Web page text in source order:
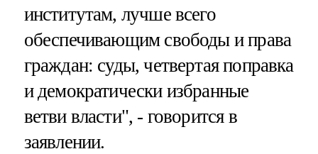
институтам, лучше всего
обеспечивающим свободы и права
граждан: суды, четвертая поправка
и демократически избранные
ветви власти", - говорится в
заявлении.